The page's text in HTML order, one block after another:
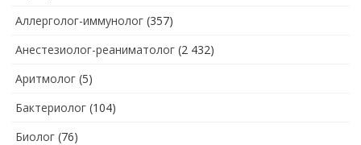
Аллерголог-иммунолог (357)
Анестезиолог-реаниматолог (2 432)
Аритмолог (5)
Бактериолог (104)
Биолог (76)